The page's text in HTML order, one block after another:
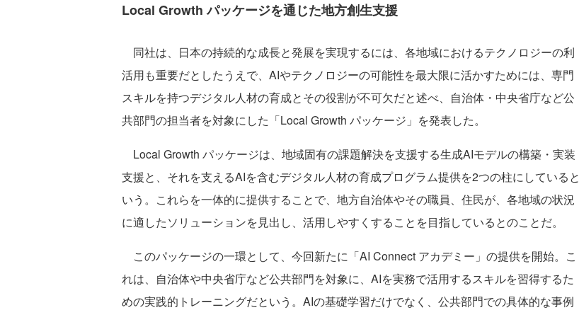
Local Growth パッケージを通じた地方創生支援
同社は、日本の持続的な成長と発展を実現するには、各地域におけるテクノロジーの利
活用も重要だとしたうえで、AIやテクノロジーの可能性を最大限に活かすためには、専門
スキルを持つデジタル人材の育成とその役割が不可欠だと述べ、自治体・中央省庁など公
共部門の担当者を対象にした「Local Growth パッケージ」を発表した。
Local Growth パッケージは、地域固有の課題解決を支援する生成AIモデルの構築・実装
支援と、それを支えるAIを含むデジタル人材の育成プログラム提供を2つの柱にしていると
いう。これらを一体的に提供することで、地方自治体やその職員、住民が、各地域の状況
に適したソリューションを見出し、活用しやすくすることを目指しているとのことだ。
このパッケージの一環として、今回新たに「AI Connect アカデミー」の提供を開始。こ
れは、自治体や中央省庁など公共部門を対象に、AIを実務で活用するスキルを習得するた
めの実践的トレーニングだという。AIの基礎学習だけでなく、公共部門での具体的な事例